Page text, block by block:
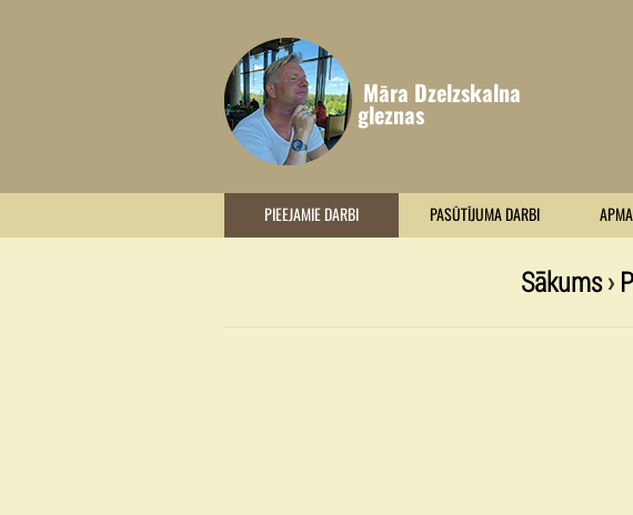
Māra Dzelzskalna
gleznas
PIEEJAMIE DARBI PASŪTĪJUMA DARBI
Sākums›